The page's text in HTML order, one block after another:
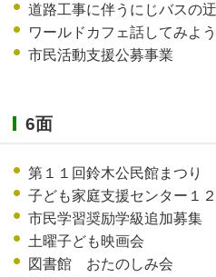
道路工事に伴うにじバスの
ワールドカフェ話してみよ
市民活動支援公募事業
6面
第１１回鈴木公民館まつり
子ども家庭支援センター１
市民学習奨励学級追加募集
土曜子ども映画会
図書館 おたのしみ会